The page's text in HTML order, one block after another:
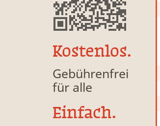
Kostenlos.
Gebührenfrei
für alle
Einfach.